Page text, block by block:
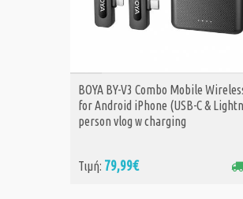
ΑΓΟΡΑ
BOYA BY-V3 Combo Mobile
for Android iPhone (USB-C &
person vlog w charging
Τιμή: 79,99€